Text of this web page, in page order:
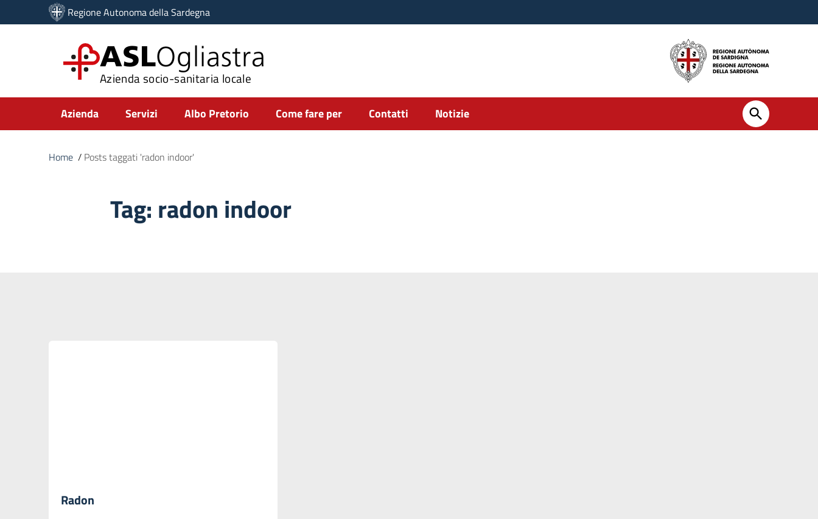
Vai ai contenuti
Vai al menu di navigazione
Regione Autonoma della Sardegna
ASLOgliastra
Azienda socio-sanitaria locale
Submenu
Azienda Servizi Albo Pretorio Come fare per Contatti Notizie
Home / Posts taggati 'radon indoor'
Tag: radon indoor
Radon